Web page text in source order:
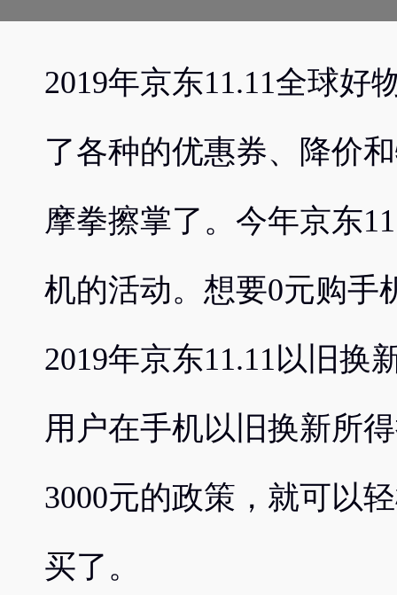
2019年京东11.11全球好
了各种的优惠券、降价
摩拳擦掌了。今年京东
机的活动。想要0元购手
2019年京东11.11以旧换
用户在手机以旧换新所
3000元的政策，就可以
买了。